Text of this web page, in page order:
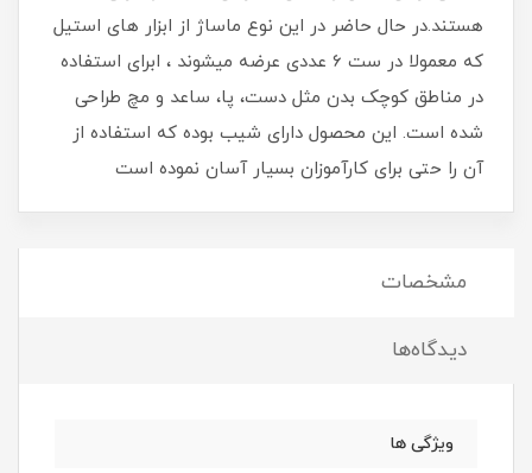
هستند.در حال حاضر در این نوع ماساژ از ابزار های استیل
که معمولا در ست 6 عددی عرضه میشوند ، ابرای استفاده
در مناطق کوچک بدن مثل دست، پا، ساعد و مچ طراحی
شده است. این محصول دارای شیب بوده که استفاده از
آن را حتی برای کارآموزان بسیار آسان نموده است
مشخصات
دیدگاه‌ها
ویژگی ها